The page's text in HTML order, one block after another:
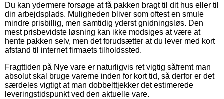
Du kan ydermere forsøge at få pakken bragt til dit hus eller til
din arbejdsplads. Muligheden bliver som oftest en smule
mindre prisbillig, men samtidig yderst gnidningsløs. Den
mest prisbevidste løsning kan ikke modsiges at være at
hente pakken selv, men det forudsætter at du lever med kort
afstand til internet firmaets tilholdssted.
Fragttiden på Nye vare er naturligvis ret vigtig såfremt man
absolut skal bruge varerne inden for kort tid, så derfor er det
særdeles vigtigt at man dobbelttjekker det estimerede
leveringstidspunkt ved den aktuelle vare.